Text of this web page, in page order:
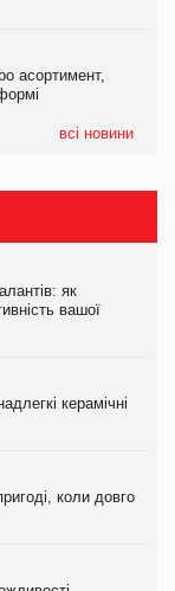
асортимент,
всі новини
як
вашої
керамічні
коли довго